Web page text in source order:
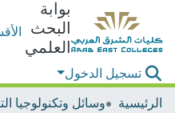
بوابة
البحث
العلمي
تسجيل الدخول
الرئيسية
وسائل وتكنولوجيا